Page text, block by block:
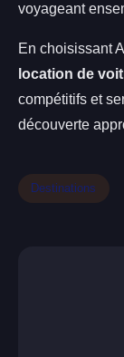
voyageant
En choisissant
location de
compétitifs et
découverte
Destinations